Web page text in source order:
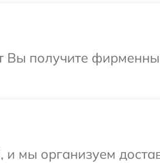
Вы получите
мы организуем